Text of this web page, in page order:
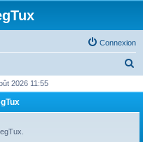
Connexion
h
2026 11:55